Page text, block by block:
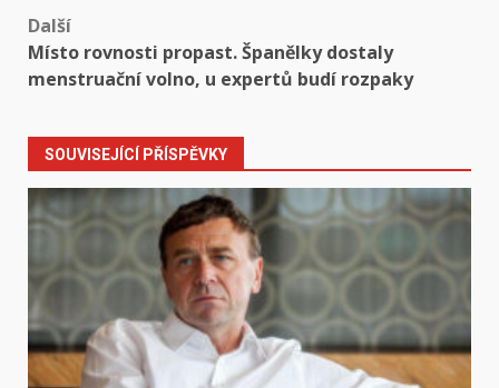
Další
Místo rovnosti propast. Španělky dostaly
menstruační volno, u expertů budí rozpaky
SOUVISEJÍCÍ PŘÍSPĚVKY